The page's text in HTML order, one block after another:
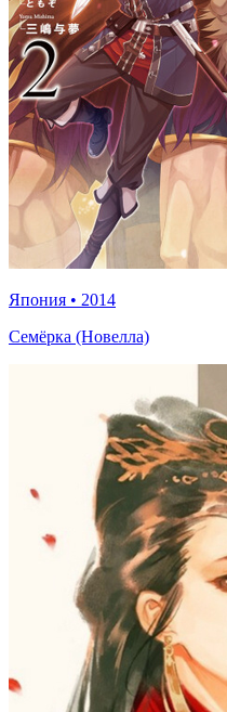
Япония • 2014
Семёрка (Новелла)